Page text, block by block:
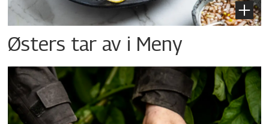
Østers tar av i Meny